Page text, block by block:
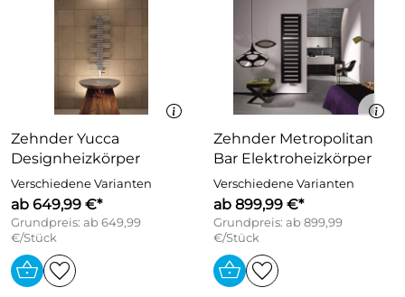
Zehnder Yucca
Designheizkörper
Verschiedene Varianten
ab 649,99 €*
Grundpreis: ab 649,99
€/Stück
Zehnder Metropolitan
Bar Elektroheizkörper
Verschiedene Varianten
ab 899,99 €*
Grundpreis: ab 899,99
€/Stück